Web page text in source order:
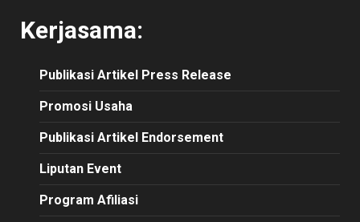
Kerjasama:
Publikasi Artikel Press Release
Promosi Usaha
Publikasi Artikel Endorsement
Liputan Event
Program Afiliasi